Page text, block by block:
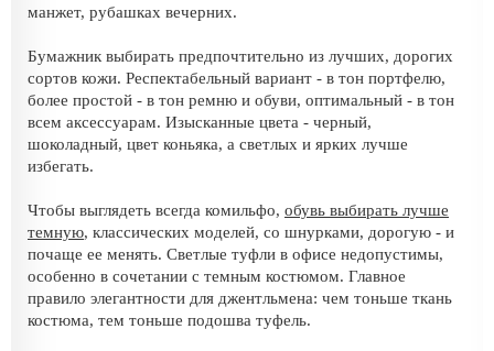
манжет, рубашках вечерних.
Бумажник выбирать предпочтительно из лучших, дорогих
сортов кожи. Респектабельный вариант - в тон портфелю,
более простой - в тон ремню и обуви, оптимальный - в тон
всем аксессуарам. Изысканные цвета - черный,
шоколадный, цвет коньяка, а светлых и ярких лучше
избегать.
Чтобы выглядеть всегда комильфо, обувь выбирать лучше
темную, классических моделей, со шнурками, дорогую - и
почаще ее менять. Светлые туфли в офисе недопустимы,
особенно в сочетании с темным костюмом. Главное
правило элегантности для джентльмена: чем тоньше ткань
костюма, тем тоньше подошва туфель.